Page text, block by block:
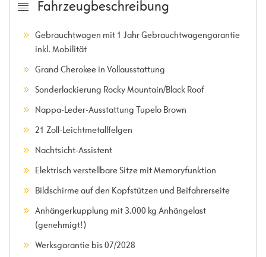
Fahrzeugbeschreibung
Gebrauchtwagen mit 1 Jahr Gebrauchtwagengarantie
inkl. Mobilität
Grand Cherokee in Vollausstattung
Sonderlackierung Rocky Mountain/Black Roof
Nappa-Leder-Ausstattung Tupelo Brown
21 Zoll-Leichtmetallfelgen
Nachtsicht-Assistent
Elektrisch verstellbare Sitze mit Memoryfunktion
Bildschirme auf den Kopfstützen und Beifahrerseite
Anhängerkupplung mit 3.000 kg Anhängelast
(genehmigt!)
Werksgarantie bis 07/2028